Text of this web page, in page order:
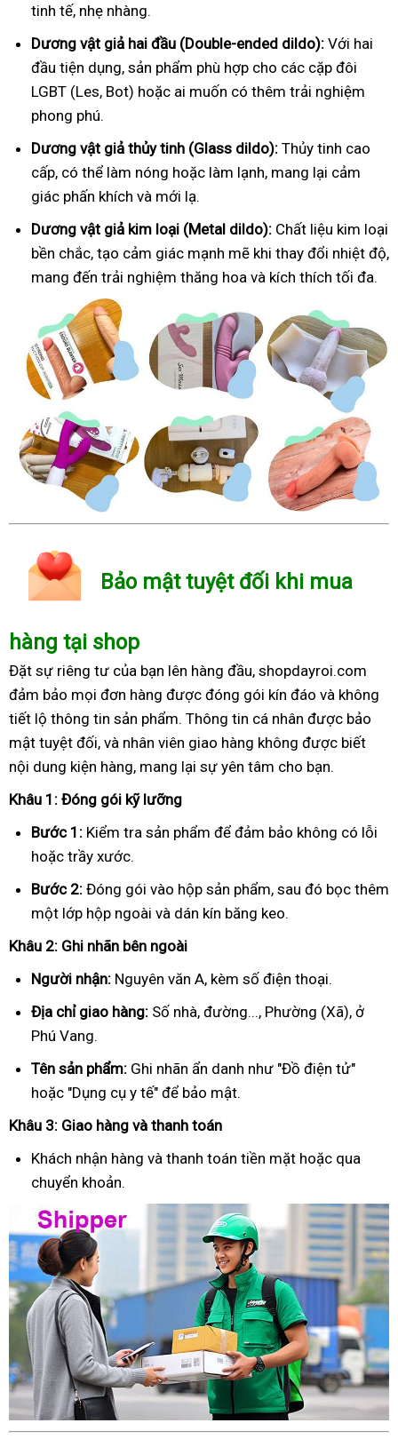
tinh tế, nhẹ nhàng.
Dương vật giả hai đầu (Double-ended dildo): Với hai
đầu tiện dụng, sản phẩm phù hợp cho các cặp đôi
LGBT (Les, Bot) hoặc ai muốn có thêm trải nghiệm
phong phú.
Dương vật giả thủy tinh (Glass dildo): Thủy tinh cao
cấp, có thể làm nóng hoặc làm lạnh, mang lại cảm
giác phấn khích và mới lạ.
Dương vật giả kim loại (Metal dildo): Chất liệu kim loại
bền chắc, tạo cảm giác mạnh mẽ khi thay đổi nhiệt độ,
mang đến trải nghiệm thăng hoa và kích thích tối đa.
Bảo mật tuyệt đối khi mua
hàng tại shop
Đặt sự riêng tư của bạn lên hàng đầu, shopdayroi.com
đảm bảo mọi đơn hàng được đóng gói kín đáo và không
tiết lộ thông tin sản phẩm. Thông tin cá nhân được bảo
mật tuyệt đối, và nhân viên giao hàng không được biết
nội dung kiện hàng, mang lại sự yên tâm cho bạn.
Khâu 1: Đóng gói kỹ lưỡng
Bước 1: Kiểm tra sản phẩm để đảm bảo không có lỗi
hoặc trầy xước.
Bước 2: Đóng gói vào hộp sản phẩm, sau đó bọc thêm
một lớp hộp ngoài và dán kín băng keo.
Khâu 2: Ghi nhãn bên ngoài
Người nhận: Nguyên văn A, kèm số điện thoại.
Địa chỉ giao hàng: Số nhà, đường..., Phường (Xã), ở
Phú Vang.
Tên sản phẩm: Ghi nhãn ẩn danh như "Đồ điện tử"
hoặc "Dụng cụ y tế" để bảo mật.
Khâu 3: Giao hàng và thanh toán
Khách nhận hàng và thanh toán tiền mặt hoặc qua
chuyển khoản.